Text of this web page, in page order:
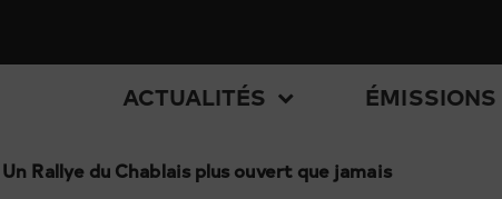
ACTUALITÉS ÉMISSIONS
Un Rallye du Chablais plus ouvert que jamais